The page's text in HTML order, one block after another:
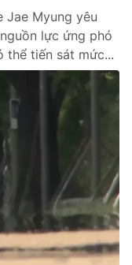
thao
sản
Việt
Jae Myung yêu
lực ứng phó
thể tiến sát mức...